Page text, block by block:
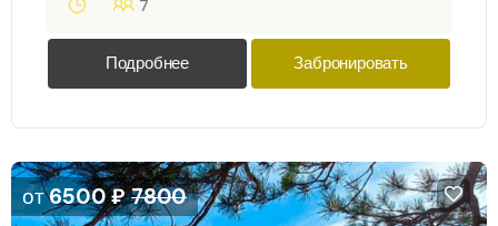
7
Подробнее Забронировать
от6500₽7800